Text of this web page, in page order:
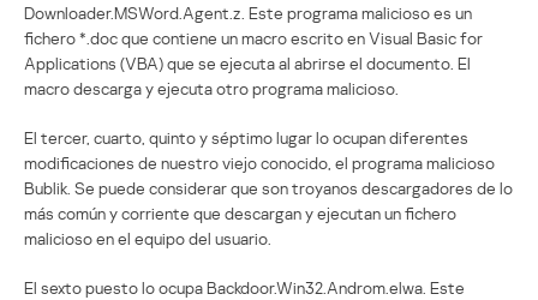
Downloader.MSWord.Agent.z. Este programa malicioso es un
fichero *.doc que contiene un macro escrito en Visual Basic for
Applications (VBA) que se ejecuta al abrirse el documento. El
macro descarga y ejecuta otro programa malicioso.
El tercer, cuarto, quinto y séptimo lugar lo ocupan diferentes
modificaciones de nuestro viejo conocido, el programa malicioso
Bublik. Se puede considerar que son troyanos descargadores de lo
más común y corriente que descargan y ejecutan un fichero
malicioso en el equipo del usuario.
El sexto puesto lo ocupa Backdoor.Win32.Androm.elwa. Este